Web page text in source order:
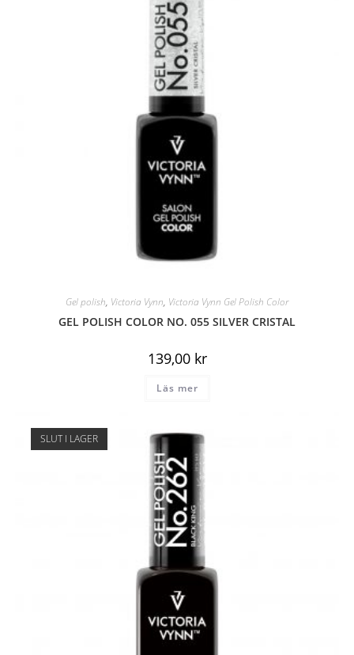
Gel polish, Victoria Vynn, Victoria Vynn Gel Polish Color
GEL POLISH COLOR NO. 055 SILVER CRISTAL
139,00 kr
Läs mer
SLUT I LAGER